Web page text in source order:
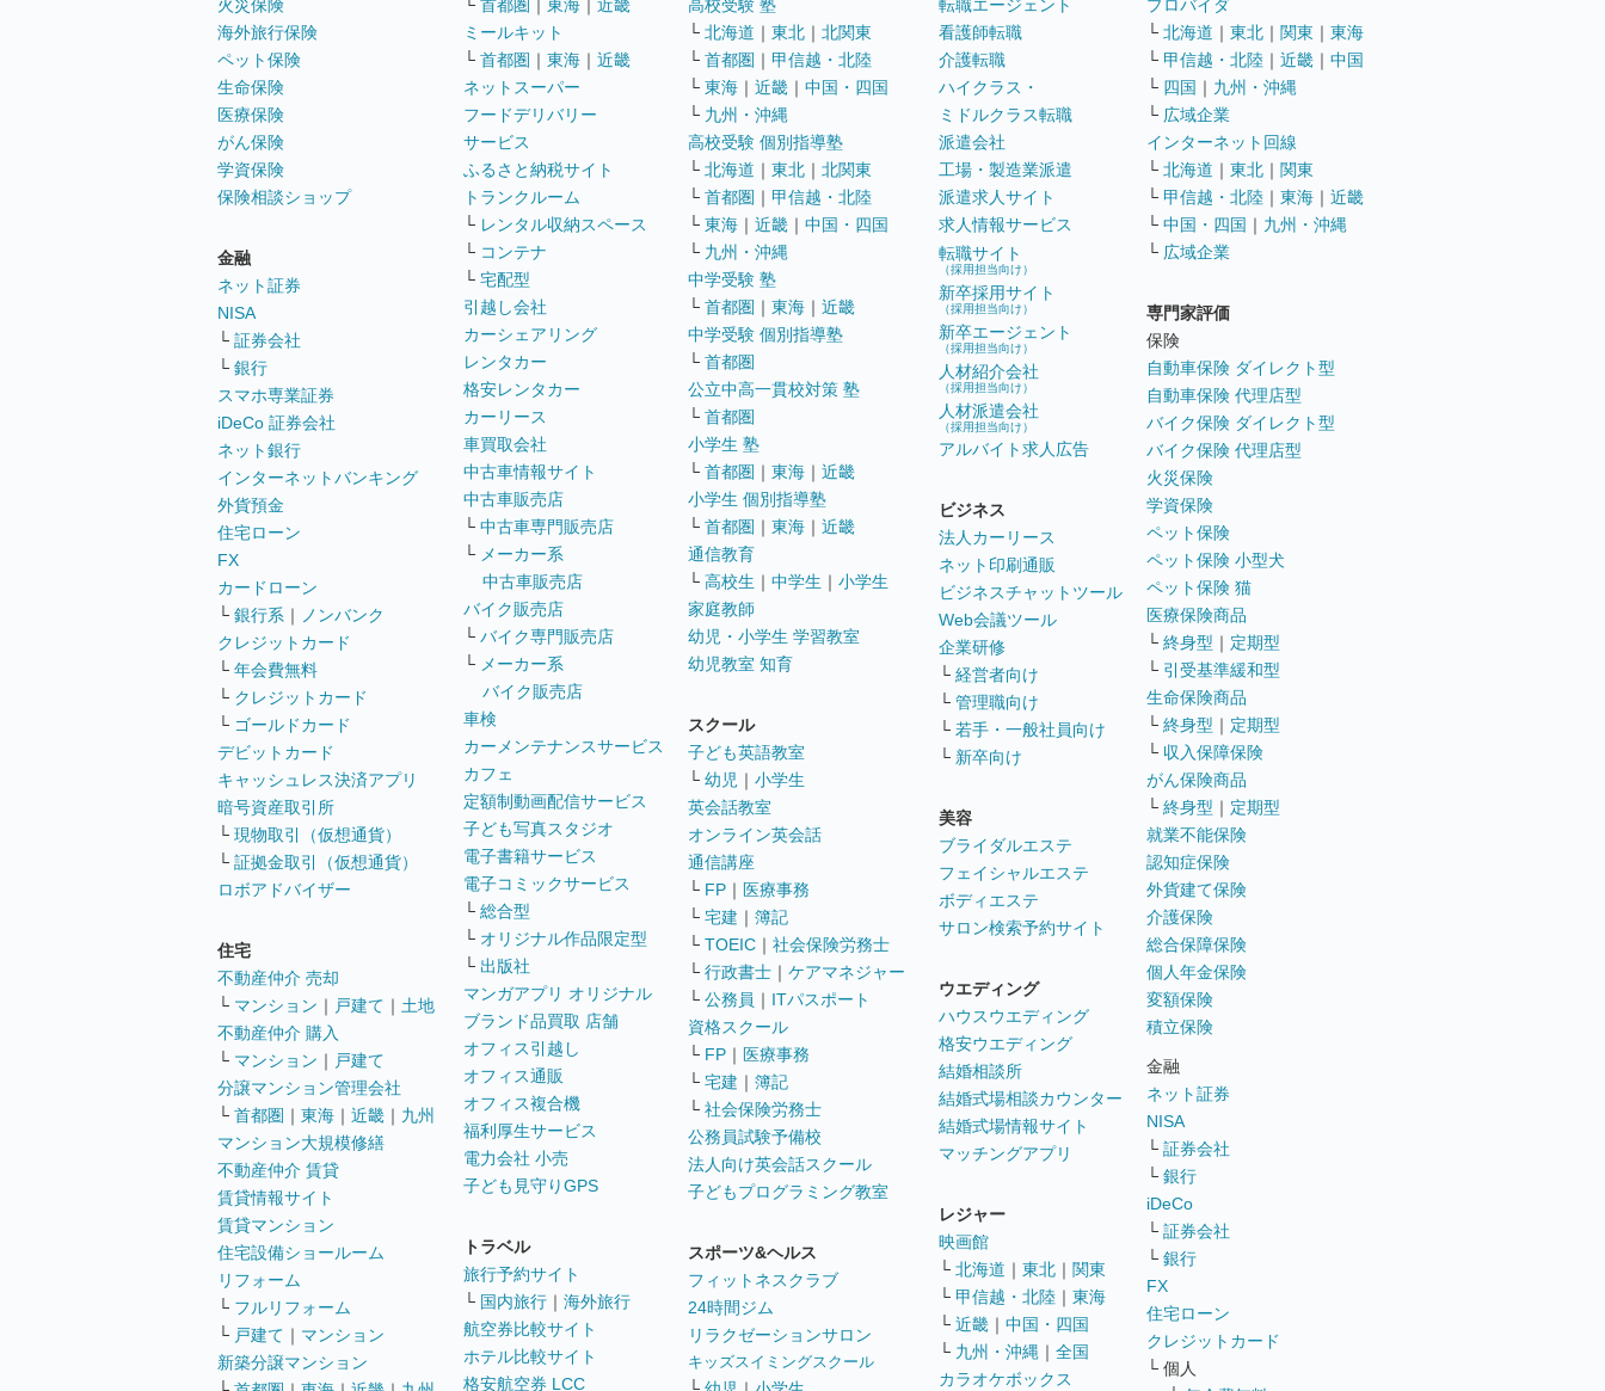
火災保険
海外旅行保険
ペット保険
生命保険
医療保険
がん保険
学資保険
保険相談ショップ
金融
ネット証券
NISA
└ 証券会社
└ 銀行
スマホ専業証券
iDeCo 証券会社
ネット銀行
インターネットバンキング
外貨預金
住宅ローン
FX
カードローン
└ 銀行系 ｜
ノンバンク
クレジットカード
└ 年会費無料
└ クレジットカード
└ ゴールドカード
デビットカード
キャッシュレス決済アプリ
暗号資産取引所
└ 現物取引（仮想通貨）
└ 証拠金取引（仮想通貨）
ロボアドバイザー
住宅
不動産仲介 売却
└ マンション ｜ 戸建て ｜ 土地
不動産仲介 購入
└ マンション ｜ 戸建て
分譲マンション管理会社
└ 首都圏 ｜ 東海 ｜ 近畿 ｜ 九州
マンション大規模修繕
不動産仲介 賃貸
賃貸情報サイト
賃貸マンション
住宅設備ショールーム
リフォーム
└ フルリフォーム
└ 戸建て ｜ マンション
新築分譲マンション
└ 首都圏 ｜ 東海 ｜ 近畿
ミールキット
└ 首都圏 ｜ 東海 ｜ 近畿
ネットスーパー
フードデリバリー
サービス
ふるさと納税サイト
トランクルーム
└ レンタル収納スペース
└ コンテナ
└ 宅配型
引越し会社
カーシェアリング
レンタカー
格安レンタカー
カーリース
車買取会社
中古車情報サイト
中古車販売店
└ 中古車専門販売店
└ メーカー系
中古車販売店
バイク販売店
└ バイク専門販売店
└ メーカー系
バイク販売店
車検
カーメンテナンスサービス
カフェ
定額制動画配信サービス
子ども写真スタジオ
電子書籍サービス
電子コミックサービス
└ 総合型
└ オリジナル作品限定型
└ 出版社
マンガアプリ オリジナル
ブランド品買取 店舗
オフィス引越し
オフィス通販
オフィス複合機
福利厚生サービス
電力会社 小売
子ども見守りGPS
トラベル
旅行予約サイト
└ 国内旅行 ｜ 海外旅行
航空券比較サイト
ホテル比較サイト
格安航空券 LCC
高校受験 塾
└ 北海道 ｜ 東北 ｜ 北関東
└ 首都圏 ｜ 甲信越・北陸
└ 東海 ｜ 近畿 ｜ 中国・四国
└ 九州・沖縄
高校受験 個別指導塾
└ 北海道 ｜ 東北 ｜ 北関東
└ 首都圏 ｜ 甲信越・北陸
└ 東海 ｜ 近畿 ｜ 中国・四国
└ 九州・沖縄
中学受験 塾
└ 首都圏 ｜ 東海 ｜ 近畿
中学受験 個別指導塾
└ 首都圏
公立中高一貫校対策 塾
└ 首都圏
小学生 塾
└ 首都圏 ｜ 東海 ｜ 近畿
小学生 個別指導塾
└ 首都圏 ｜ 東海 ｜ 近畿
通信教育
└ 高校生 ｜ 中学生 ｜ 小学生
家庭教師
幼児・小学生 学習教室
幼児教室 知育
スクール
子ども英語教室
└ 幼児 ｜ 小学生
英会話教室
オンライン英会話
通信講座
└ FP ｜ 医療事務
└ 宅建 ｜ 簿記
└ TOEIC ｜ 社会保険労務士
└ 行政書士 ｜ ケアマネジャー
└ 公務員 ｜ ITパスポート
資格スクール
└ FP ｜ 医療事務
└ 宅建 ｜ 簿記
└ 社会保険労務士
公務員試験予備校
法人向け英会話スクール
子どもプログラミング教室
スポーツ&ヘルス
フィットネスクラブ
24時間ジム
リラクゼーションサロン
キッズスイミングスクール
転職エージェント
看護師転職
介護転職
ハイクラス・
ミドルクラス転職
派遣会社
工場・製造業派遣
派遣求人サイト
求人情報サービス
転職サイト
（採用担当向け）
新卒採用サイト
（採用担当向け）
新卒エージェント
（採用担当向け）
人材紹介会社
（採用担当向け）
人材派遣会社
（採用担当向け）
アルバイト求人広告
ビジネス
法人カーリース
ネット印刷通販
ビジネスチャットツール
Web会議ツール
企業研修
└ 経営者向け
└ 管理職向け
└ 若手・一般社員向け
└ 新卒向け
美容
ブライダルエステ
フェイシャルエステ
ボディエステ
サロン検索予約サイト
ウエディング
ハウスウエディング
格安ウエディング
結婚相談所
結婚式場相談カウンター
結婚式場情報サイト
マッチングアプリ
レジャー
映画館
└ 北海道 ｜ 東北 ｜ 関東
└ 甲信越・北陸 ｜ 東海
└ 近畿 ｜ 中国・四国
└ 九州・沖縄 ｜ 全国
カラオケボックス
プロバイダ
└ 北海道 ｜ 東北 ｜ 関東 ｜ 東海
└ 甲信越・北陸 ｜ 近畿 ｜ 中国
└ 四国 ｜ 九州・沖縄
└ 広域企業
インターネット回線
└ 北海道 ｜ 東北 ｜ 関東
└ 甲信越・北陸 ｜ 東海 ｜ 近畿
└ 中国・四国 ｜ 九州・沖縄
└ 広域企業
専門家評価
保険
自動車保険 ダイレクト型
自動車保険 代理店型
バイク保険 ダイレクト型
バイク保険 代理店型
火災保険
学資保険
ペット保険
ペット保険 小型犬
ペット保険 猫
医療保険商品
└ 終身型 ｜ 定期型
└ 引受基準緩和型
生命保険商品
└ 終身型 ｜ 定期型
└ 収入保障保険
がん保険商品
└ 終身型 ｜ 定期型
就業不能保険
認知症保険
外貨建て保険
介護保険
総合保障保険
個人年金保険
変額保険
積立保険
金融
ネット証券
NISA
└ 証券会社
└ 銀行
iDeCo
└ 証券会社
└ 銀行
FX
住宅ローン
クレジットカード
└ 個人